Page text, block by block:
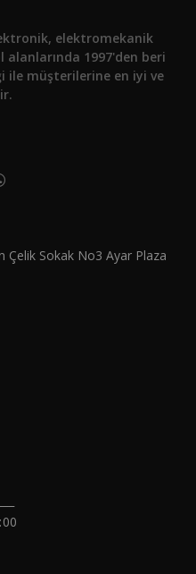
elektromekanik
1997'den beri
ile müşterilerine en iyi ve
Çelik Sokak No3 Ayar Plaza